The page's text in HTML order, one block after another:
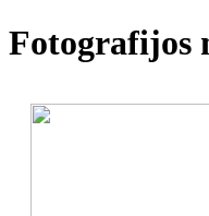
Fotografijos